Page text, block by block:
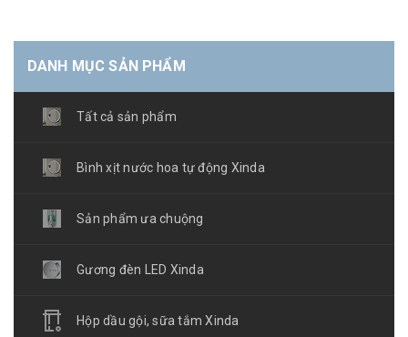
DANH MỤC SẢN PHẨM
Tất cả sản phẩm
Bình xịt nước hoa tự động Xinda
Sản phẩm ưa chuộng
Gương đèn LED Xinda
Hộp dầu gội, sữa tắm Xinda